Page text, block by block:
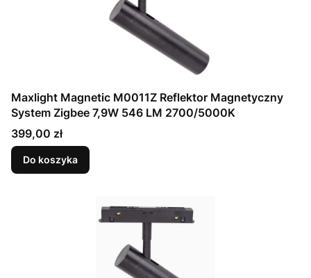
Maxlight Magnetic M0011Z Reflektor Magnetyczny
System Zigbee 7,9W 546 LM 2700/5000K
Cena
399,00 zł
Do koszyka